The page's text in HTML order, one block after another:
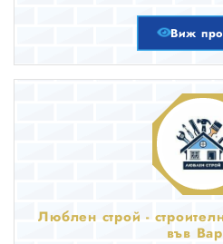
Виж
Люблен строй -
във